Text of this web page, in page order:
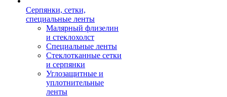
Серпянки, сетки,
специальные ленты
Малярный флизелин
и стеклохолст
Специальные ленты
Стеклотканные сетки
и серпянки
Углозащитные и
уплотнительные
ленты